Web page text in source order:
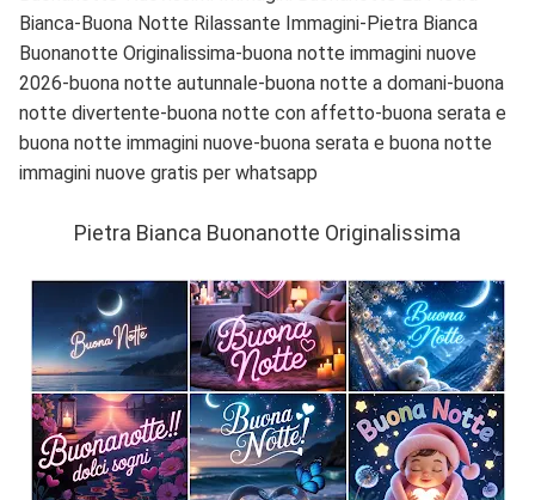
Bianca-Buona Notte Rilassante Immagini-Pietra Bianca
Buonanotte Originalissima-buona notte immagini nuove
2026-buona notte autunnale-buona notte a domani-buona
notte divertente-buona notte con affetto-buona serata e
buona notte immagini nuove-buona serata e buona notte
immagini nuove gratis per whatsapp
Pietra Bianca Buonanotte Originalissima